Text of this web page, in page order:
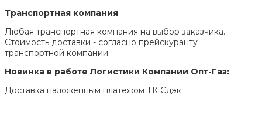
Транспортная компания
Любая транспортная компания на выбор заказчика.
Стоимость доставки - согласно прейскуранту
транспортной компании.
Новинка в работе Логистики Компании Опт-Газ:
Доставка наложенным платежом ТК Сдэк